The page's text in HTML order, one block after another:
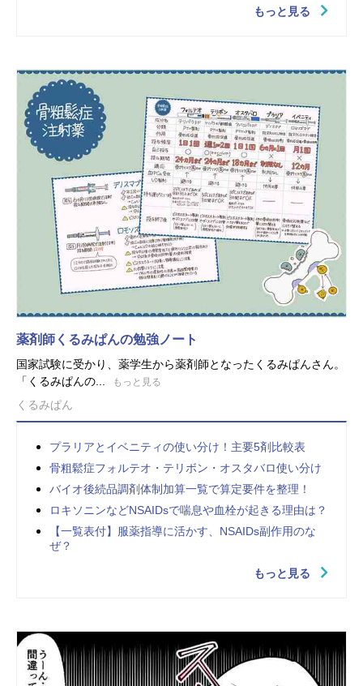
もっと見る
薬剤師くるみぱんの勉強ノート
国家試験に受かり、薬学生から薬剤師となったくるみぱんさん。
「くるみぱんの...
もっと見る
くるみぱん
プラリアとイベニティの使い分け！主要5剤比較表
骨粗鬆症フォルテオ・テリボン・オスタバロ使い分け
バイオ後続品調剤体制加算一覧で算定要件を整理！
ロキソニンなどNSAIDsで喘息や血栓が起きる理由は？
【一覧表付】服薬指導に活かす、NSAIDs副作用のな
ぜ？
もっと見る